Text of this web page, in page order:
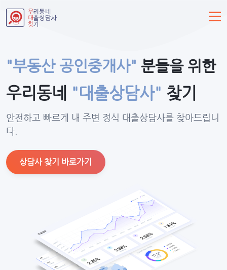
"부동산 공인중개사" 분들을 위한
우리동네 "대출상담사" 찾기
안전하고 빠르게 내 주변 정식 대출상담사를 찾아드립니
다.
상담사 찾기 바로가기